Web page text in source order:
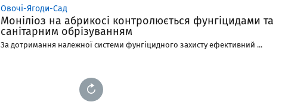
Овочі-Ягоди-Сад
Моніліоз на абрикосі контролюється фунгіцидами та
санітарним обрізуванням
За дотримання належної системи фунгіцидного захисту ефективний ...